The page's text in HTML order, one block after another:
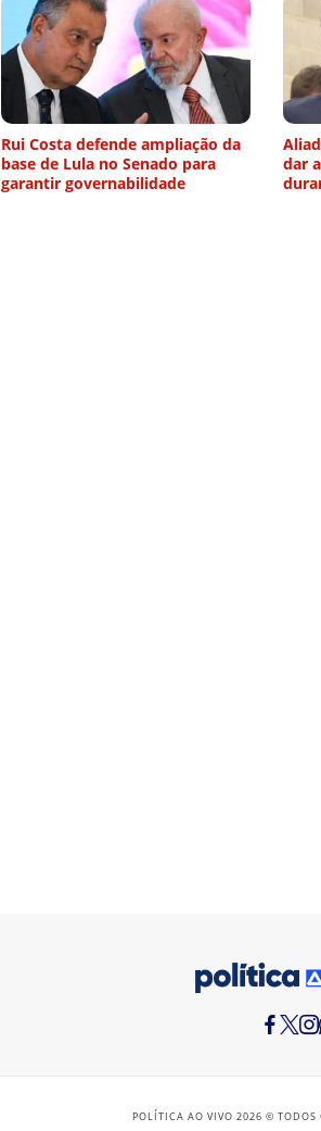
Rui Costa defende ampliação da
base de Lula no Senado para
garantir governabilidade
dar
POLÍTICA AO VIVO 2026 © TODOS